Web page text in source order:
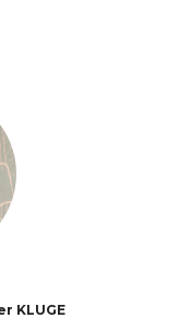
KLUGE